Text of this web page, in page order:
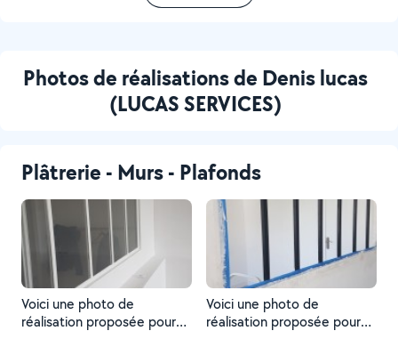
Photos de réalisations de Denis lucas
(LUCAS SERVICES)
Plâtrerie - Murs - Plafonds
Voici une photo de
réalisation proposée pour
Voici une photo de
réalisation proposée pour